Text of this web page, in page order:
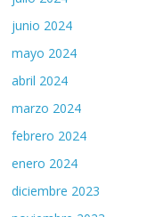
junio 2024
mayo 2024
abril 2024
marzo 2024
febrero 2024
enero 2024
diciembre 2023